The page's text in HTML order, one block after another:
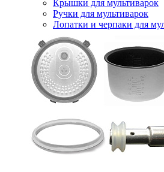
Крышки для мультиварок
Ручки для мультиварок
Лопатки и черпаки для